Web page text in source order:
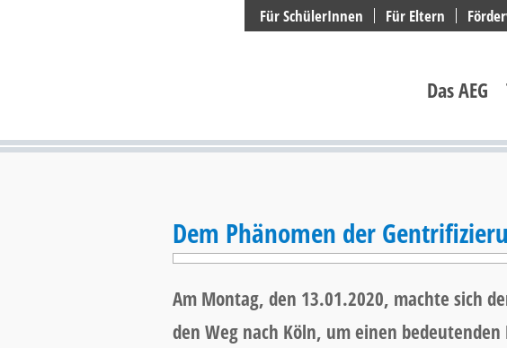
Für SchülerInnen Für Eltern
überspringen
Das AEG
Dem Phänomen der
Am Montag, den 13.01.2020, machte sich
den Weg nach Köln, um einen